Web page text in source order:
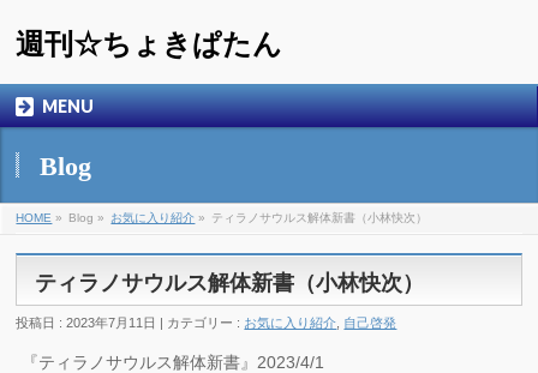
週刊☆ちょきぱたん
MENU
Blog
HOME » Blog » お気に入り紹介 » ティラノサウルス解体新書（小林快次）
ティラノサウルス解体新書（小林快次）
投稿日 : 2023年7月11日 | カテゴリー : お気に入り紹介 自己啓発
『ティラノサウルス解体新書』2023/4/1